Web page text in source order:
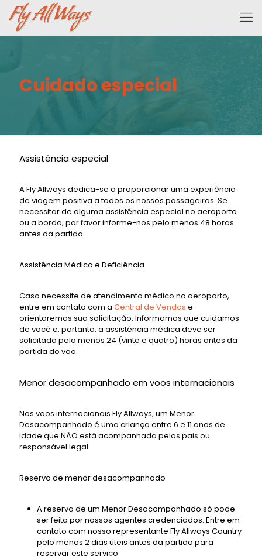
Cuidado especial
Assistência especial
A Fly Allways dedica-se a proporcionar uma experiência
de viagem positiva a todos os nossos passageiros. Se
necessitar de alguma assistência especial no aeroporto
ou a bordo, por favor informe-nos pelo menos 48 horas
antes da partida.
Assistência Médica e Deficiência
Caso necessite de atendimento médico no aeroporto,
entre em contato com a Central de Vendas e
orientaremos sua solicitação. Informamos que cuidamos
de você e, portanto, a assistência médica deve ser
solicitada pelo menos 24 (vinte e quatro) horas antes da
partida do voo.
Menor desacompanhado em voos internacionais
Nos voos internacionais Fly Allways, um Menor
Desacompanhado é uma criança entre 6 e 11 anos de
idade que NÃO está acompanhada pelos pais ou
responsável legal
Reserva de menor desacompanhado
A reserva de um Menor Desacompanhado só pode
ser feita por nossos agentes credenciados. Entre em
contato com nosso representante Fly Allways Country
pelo menos 2 dias úteis antes da partida para
reservar este serviço